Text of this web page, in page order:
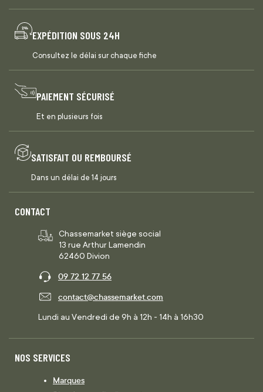
EXPÉDITION SOUS 24H
Consultez le délai sur chaque fiche
PAIEMENT SÉCURISÉ
Et en plusieurs fois
SATISFAIT OU REMBOURSÉ
Dans un délai de 14 jours
CONTACT
Chassemarket siège social
13 rue Arthur Lamendin
62460 Divion
09 72 12 77 56
contact@chassemarket.com
Lundi au Vendredi de 9h à 12h - 14h à 16h30
NOS SERVICES
Marques